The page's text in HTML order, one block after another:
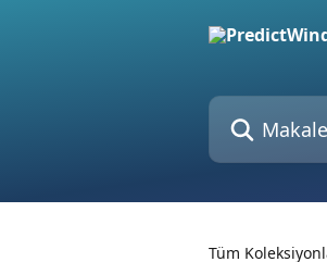
Makale ara...
Tüm